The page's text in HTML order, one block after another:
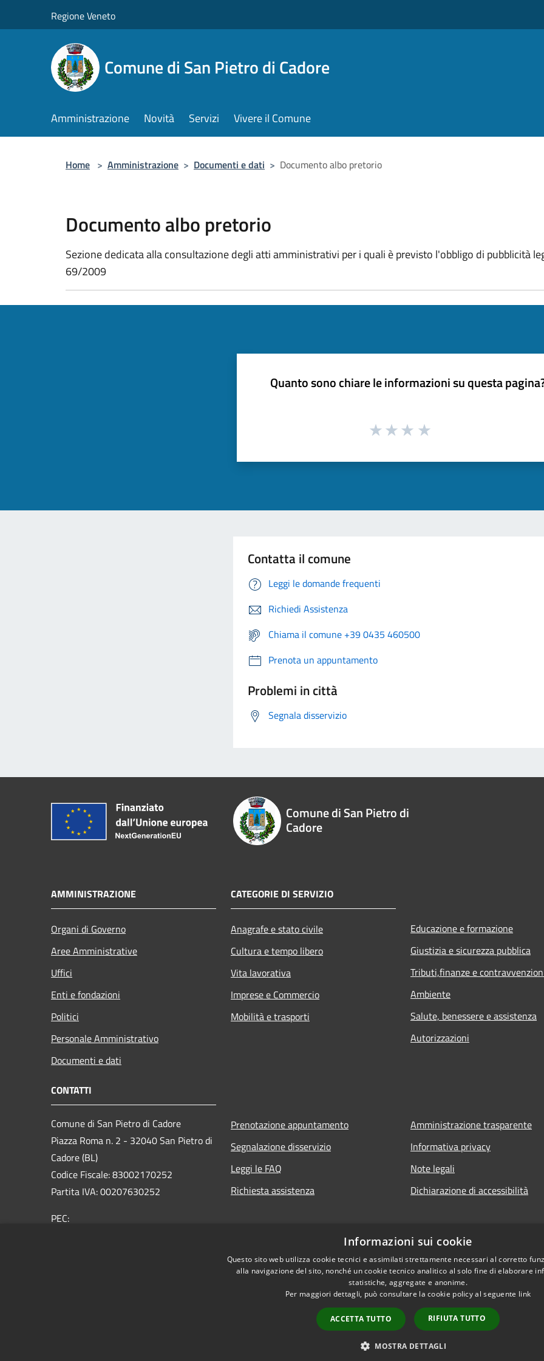
Regione Veneto
Comune di San Pietro di Cadore
Amministrazione Novità Servizi Vivere il Comune
Home > Amministrazione > Documenti e dati > Documento albo pretorio
Documento albo pretorio
Sezione dedicata alla consultazione degli atti amministrativi per i quali è previsto l'obbligo di pubblicità
69/2009
Quanto sono chiare le informazioni su questa
Contatta il comune
Leggi le domande frequenti
Richiedi Assistenza
Chiama il comune +39 0435 460500
Prenota un appuntamento
Problemi in città
Segnala disservizio
Comune di San Pietro di
Cadore
AMMINISTRAZIONE
Organi di Governo
Aree Amministrative
Uffici
Enti e fondazioni
Politici
Personale Amministrativo
Documenti e dati
CATEGORIE DI SERVIZIO
Anagrafe e stato civile
Cultura e tempo libero
Vita lavorativa
Imprese e Commercio
Mobilità e trasporti
Educazione e formazione
Giustizia e sicurezza pubblica
Tributi,finanze e
Ambiente
Salute, benessere e assistenza
Autorizzazioni
CONTATTI
Comune di San Pietro di Cadore
Piazza Roma n. 2 - 32040 San Pietro di
Cadore (BL)
Codice Fiscale: 83002170252
Partita IVA: 00207630252
PEC:
Prenotazione appuntamento
Segnalazione disservizio
Leggi le FAQ
Richiesta assistenza
Amministrazione trasparente
Informativa privacy
Note legali
Dichiarazione di accessibilità
Copyright © 2026 • Comune
Informazioni sui cookie
Questo sito web utilizza cookie tecnici e assimilati strettamente necessari al corretto
alla navigazione del sito, nonché un cookie tecnico analitico al solo fine di elaborare
statistiche, aggregate e anonime.
Per maggiori dettagli, può consultare la cookie policy al seguente link
ACCETTA TUTTO RIFIUTA TUTTO
MOSTRA DETTAGLI